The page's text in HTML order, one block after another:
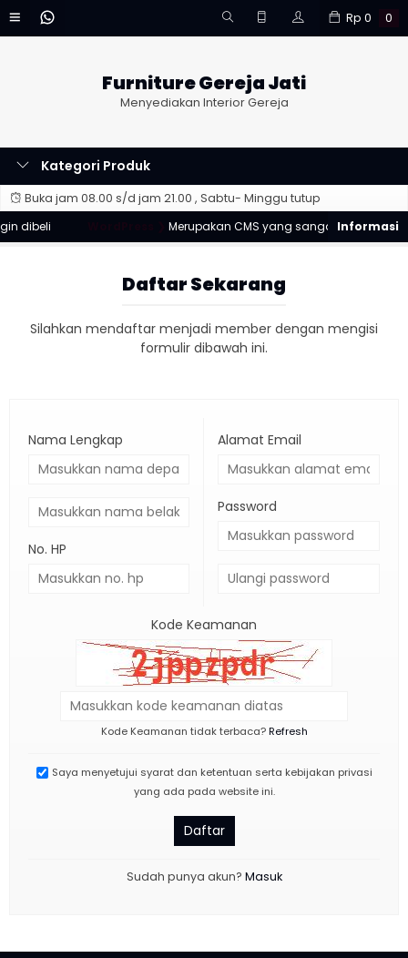
Rp 0 0
Furniture Gereja Jati
Menyediakan Interior Gereja
Kategori Produk
Buka jam 08.00 s/d jam 21.00 , Sabtu- Minggu tutup
dibeli
Merupakan CMS yang sangat populer &
Daftar Sekarang
Silahkan mendaftar menjadi member dengan mengisi
formulir dibawah ini.
Nama Lengkap
No. HP
Alamat Email
Password
Kode Keamanan
Kode Keamanan tidak terbaca?Refresh
Saya menyetujui syarat dan ketentuan serta kebijakan privasi
yang ada pada website ini.
Daftar
Sudah punya akun? Masuk